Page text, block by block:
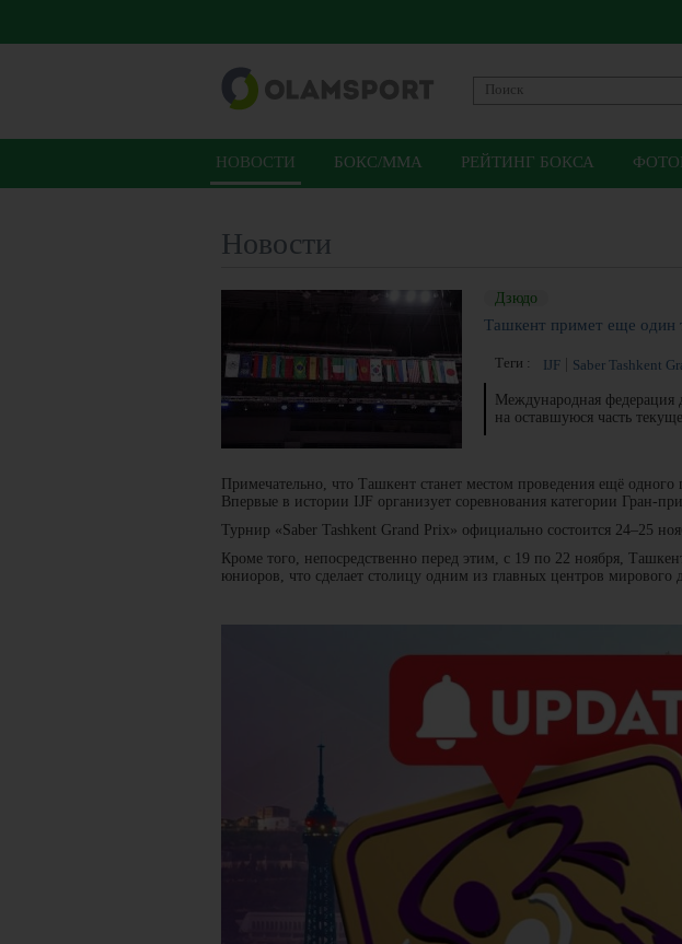
НОВОСТИ БОКС/ММА РЕЙТИНГ БОКСА
Новости
Дзюдо
Ташкент примет еще один
Теги : IJF Saber Tashkent
Международная федерация
на оставшуюся часть
Примечательно, что Ташкент станет местом проведения ещё
Впервые в истории IJF организует соревнования категории Гран-
Турнир «Saber Tashkent Grand Prix» официально состоится 24–25
Кроме того, непосредственно перед этим, с 19 по 22 ноября,
юниоров, что сделает столицу одним из главных центров мирового